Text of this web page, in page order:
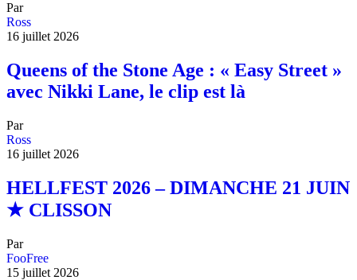
Par
Ross
16 juillet 2026
Queens of the Stone Age : « Easy Street »
avec Nikki Lane, le clip est là
Par
Ross
16 juillet 2026
HELLFEST 2026 – DIMANCHE 21 JUIN
★ CLISSON
Par
FooFree
15 juillet 2026